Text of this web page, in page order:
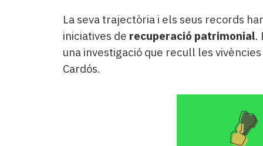
La seva trajectòria i els seus records
iniciatives de recuperació patrimonial.
una investigació que recull les
Cardós.